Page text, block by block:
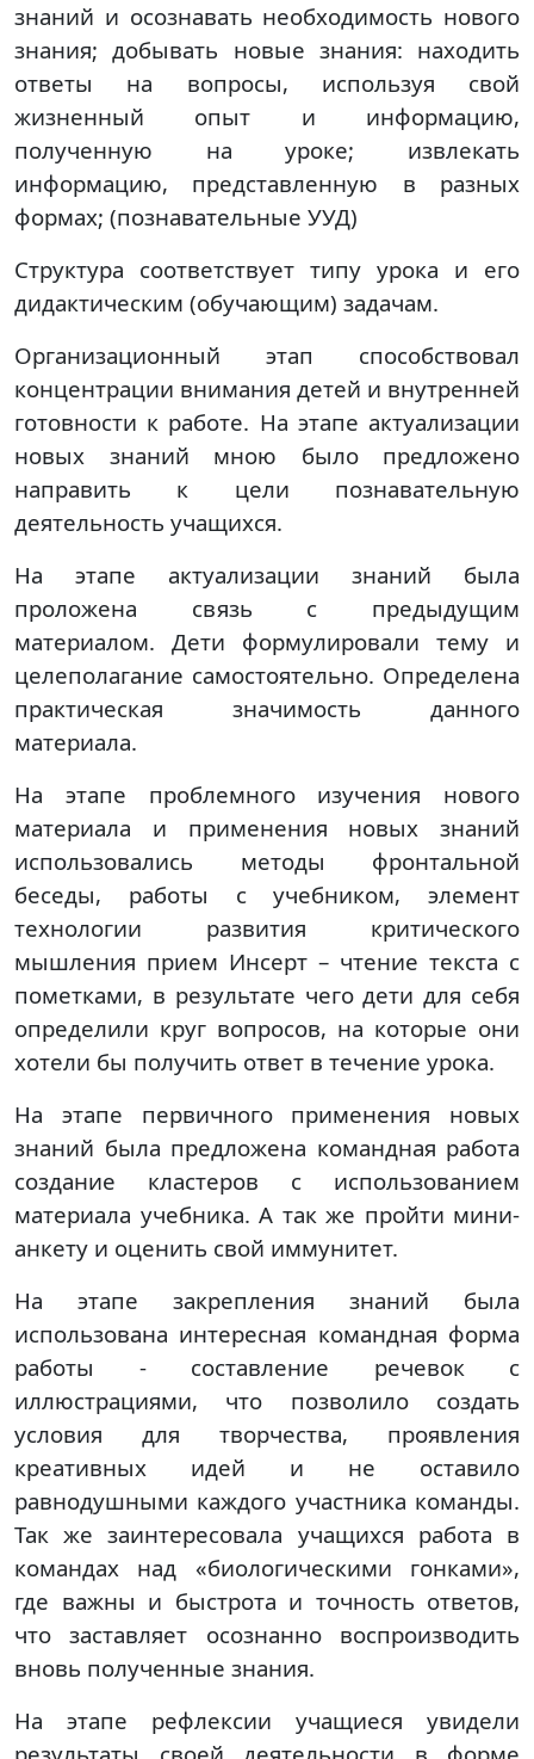
знаний и осознавать необходимость нового
знания; добывать новые знания: находить
ответы на вопросы, используя свой
жизненный опыт и информацию,
полученную на уроке; извлекать
информацию, представленную в разных
формах; (познавательные УУД)
Структура соответствует типу урока и его
дидактическим (обучающим) задачам.
Организационный этап способствовал
концентрации внимания детей и внутренней
готовности к работе. На этапе актуализации
новых знаний мною было предложено
направить к цели познавательную
деятельность учащихся.
На этапе актуализации знаний была
проложена связь с предыдущим
материалом. Дети формулировали тему и
целеполагание самостоятельно. Определена
практическая значимость данного
материала.
На этапе проблемного изучения нового
материала и применения новых знаний
использовались методы фронтальной
беседы, работы с учебником, элемент
технологии развития критического
мышления прием Инсерт – чтение текста с
пометками, в результате чего дети для себя
определили круг вопросов, на которые они
хотели бы получить ответ в течение урока.
На этапе первичного применения новых
знаний была предложена командная работа
создание кластеров с использованием
материала учебника. А так же пройти мини-
анкету и оценить свой иммунитет.
На этапе закрепления знаний была
использована интересная командная форма
работы - составление речевок с
иллюстрациями, что позволило создать
условия для творчества, проявления
креативных идей и не оставило
равнодушными каждого участника команды.
Так же заинтересовала учащихся работа в
командах над «биологическими гонками»,
где важны и быстрота и точность ответов,
что заставляет осознанно воспроизводить
вновь полученные знания.
На этапе рефлексии учащиеся увидели